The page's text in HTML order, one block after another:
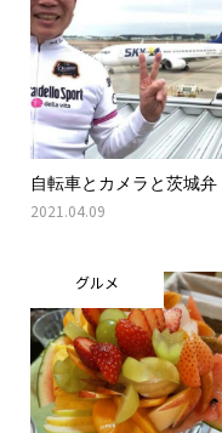
自転車とカメラと茨城弁
2021.04.09
グルメ